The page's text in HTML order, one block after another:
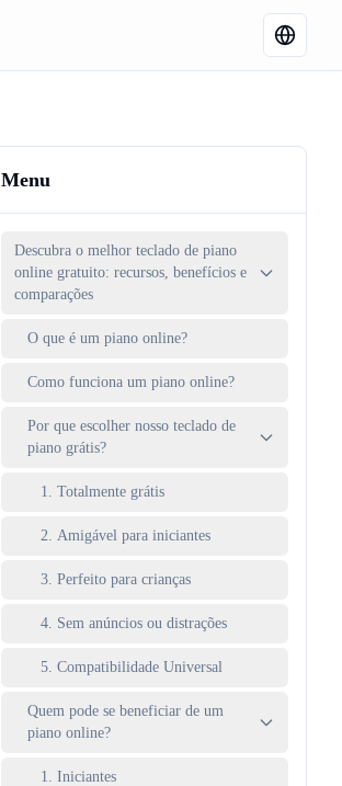
Menu
Descubra o melhor teclado de piano
online gratuito: recursos, benefícios e
comparações
O que é um piano online?
Como funciona um piano online?
Por que escolher nosso teclado de
piano grátis?
1. Totalmente grátis
2. Amigável para iniciantes
3. Perfeito para crianças
4. Sem anúncios ou distrações
5. Compatibilidade Universal
Quem pode se beneficiar de um
piano online?
1. Iniciantes